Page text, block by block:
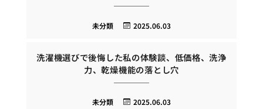
2025.06.03
未分類
洗濯機選びで後悔した私の体験談、低価格、洗浄
力、乾燥機能の落とし穴
2025.06.03
未分類